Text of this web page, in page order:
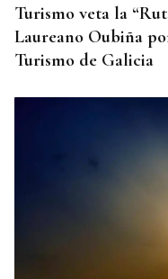
Turismo veta la
Laureano Oubiña
Turismo de Galicia